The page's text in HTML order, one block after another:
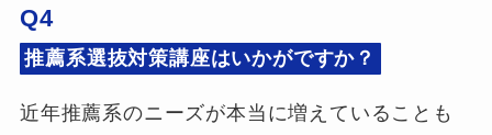
Q4
推薦系選抜対策講座はいかがですか？
近年推薦系のニーズが本当に増えていることも